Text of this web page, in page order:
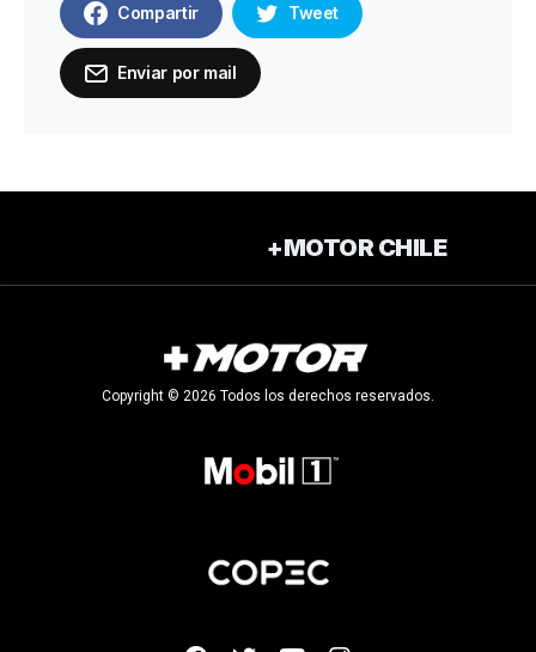
Compartir Tweet
Enviar por mail
+MOTOR CHILE
Copyright © 2026 Todos los derechos reservados.